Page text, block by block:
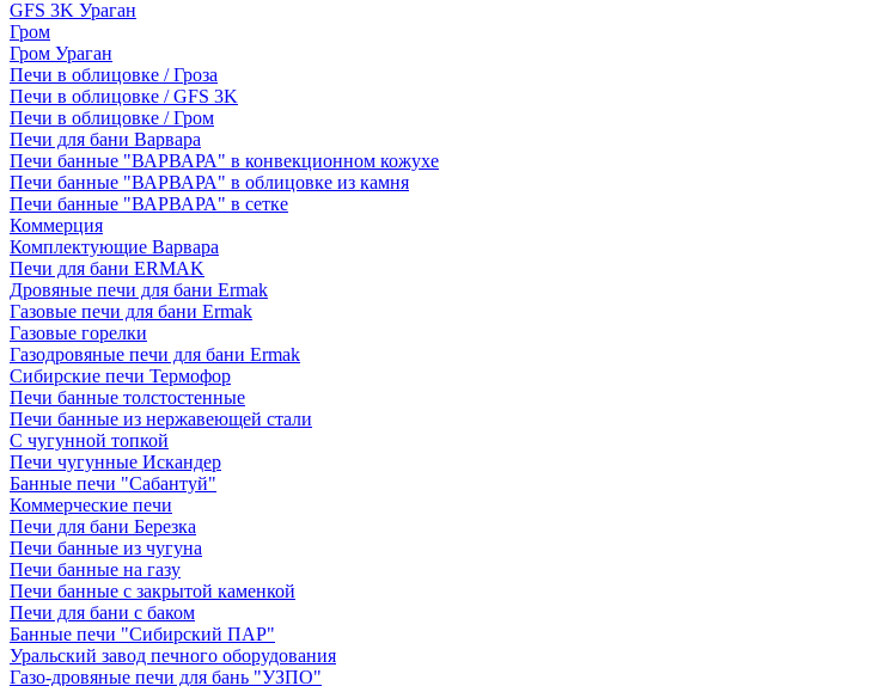
GFS 3K Ураган
Гром
Гром Ураган
Печи в облицовке / Гроза
Печи в облицовке / GFS 3K
Печи в облицовке / Гром
Печи для бани Варвара
Печи банные "ВАРВАРА" в конвекционном кожухе
Печи банные "ВАРВАРА" в облицовке из камня
Печи банные "ВАРВАРА" в сетке
Коммерция
Комплектующие Варвара
Печи для бани ERMAK
Дровяные печи для бани Ermak
Газовые печи для бани Ermak
Газовые горелки
Газодровяные печи для бани Ermak
Сибирские печи Термофор
Печи банные толстостенные
Печи банные из нержавеющей стали
С чугунной топкой
Печи чугунные Искандер
Банные печи "Сабантуй"
Коммерческие печи
Печи для бани Березка
Печи банные из чугуна
Печи банные на газу
Печи банные с закрытой каменкой
Печи для бани с баком
Банные печи "Сибирский ПАР"
Уральский завод печного оборудования
Газо-дровяные печи для бань "УЗПО"